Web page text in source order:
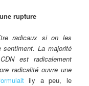
rupture
radicaux si on les
La majorité
est radicalement
radicalité ouvre une
ily a peu, le